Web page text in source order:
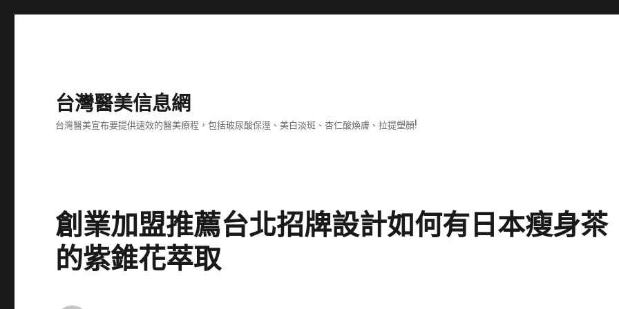
台灣醫美信息網
台灣醫美宣布要提供速效的醫美療程，包括玻尿酸保溼、美白淡斑、杏仁酸煥膚、拉提塑顏!
創業加盟推薦台北招牌設計如何有日本瘦身茶
的紫錐花萃取